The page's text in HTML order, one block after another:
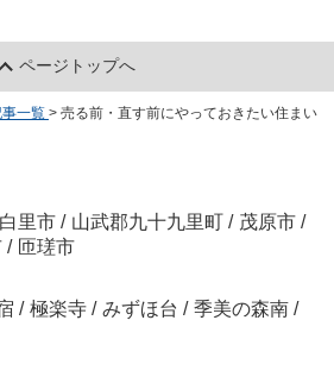
ページトップへ
一覧 > 売る前・直す前にやっておきたい住まい
里市 / 山武郡九十九里町 / 茂原市 /
/ 匝瑳市
/ 極楽寺 / みずほ台 / 季美の森南 /